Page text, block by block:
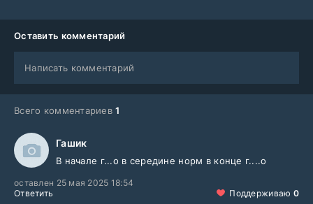
Оставить комментарий
Написать комментарий
Всего комментариев1
Гашик
В начале г...о в середине норм в конце г....о
оставлен 25 мая 2025 18:54
Ответить
Поддерживаю 0